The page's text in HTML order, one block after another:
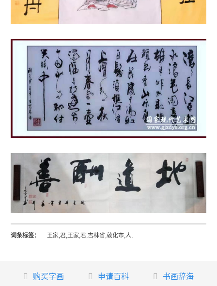
词条标签： 王家,君,王家,君,吉林省,敦化市,人,
购买字画 申请百科 书画辞海